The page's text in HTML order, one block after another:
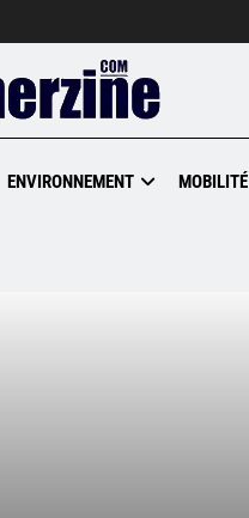
ENVIRONNEMENT MOBILITÉ